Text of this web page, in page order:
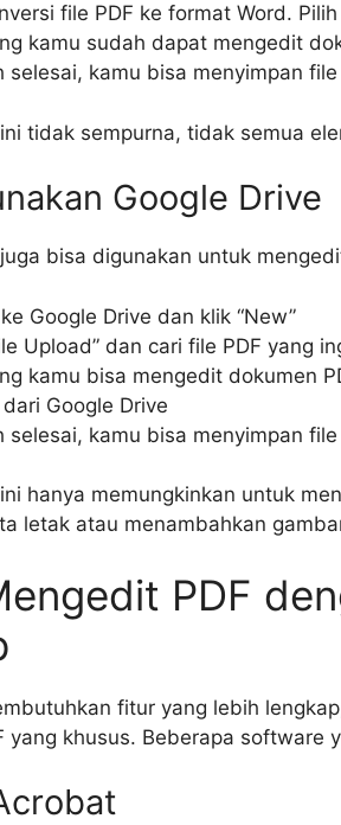
file PDF ke format Word.
kamu sudah dapat mengedit
selesai, kamu bisa menyimpan
tidak sempurna, tidak semua
Google Drive
bisa digunakan untuk
Google Drive dan klik “New”
Upload” dan cari file PDF yang
kamu bisa mengedit dokumen
Google Drive
selesai, kamu bisa menyimpan
hanya memungkinkan untuk
letak atau menambahkan
PDF
fitur yang lebih
yang khusus. Beberapa software